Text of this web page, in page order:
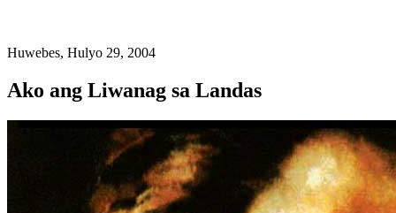
Huwebes, Hulyo 29, 2004
Ako ang Liwanag sa Landas